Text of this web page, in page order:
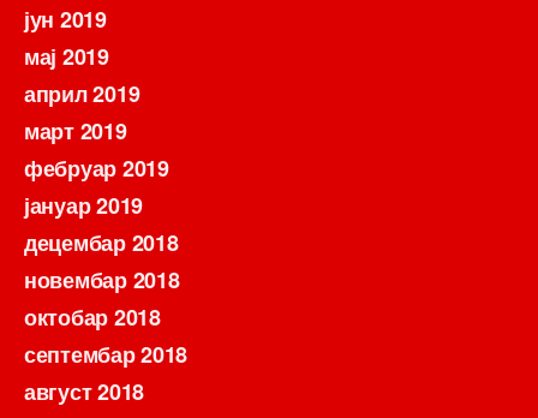
јун 2019
мај 2019
април 2019
март 2019
фебруар 2019
јануар 2019
децембар 2018
новембар 2018
октобар 2018
септембар 2018
август 2018